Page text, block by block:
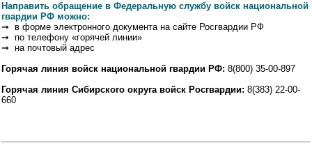
Направить обращение в Федеральную службу войск национальной
гвардии РФ можно:
➞ в форме электронного документа на сайте Росгвардии РФ
➞ по телефону «горячей линии»
➞ на почтовый адрес
Горячая линия войск национальной гвардии РФ: 8(800) 35-00-897
Горячая линия Сибирского округа войск Росгвардии: 8(383) 22-00-
660